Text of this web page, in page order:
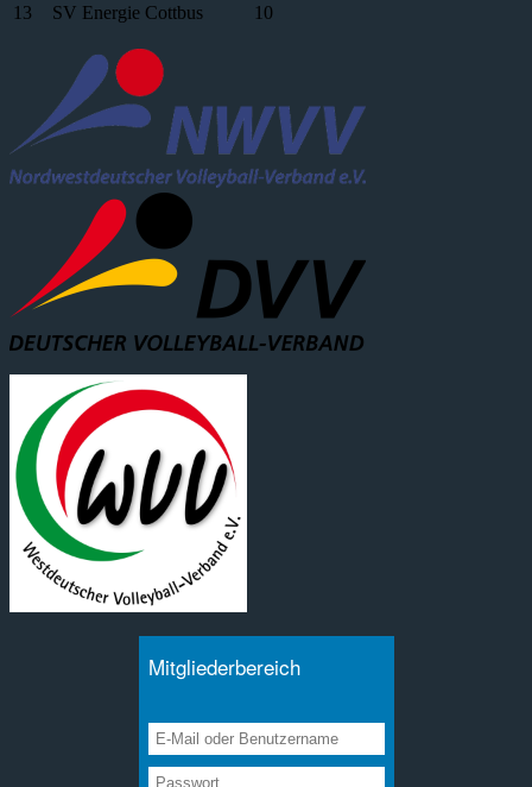
13
SV Energie Cottbus 10